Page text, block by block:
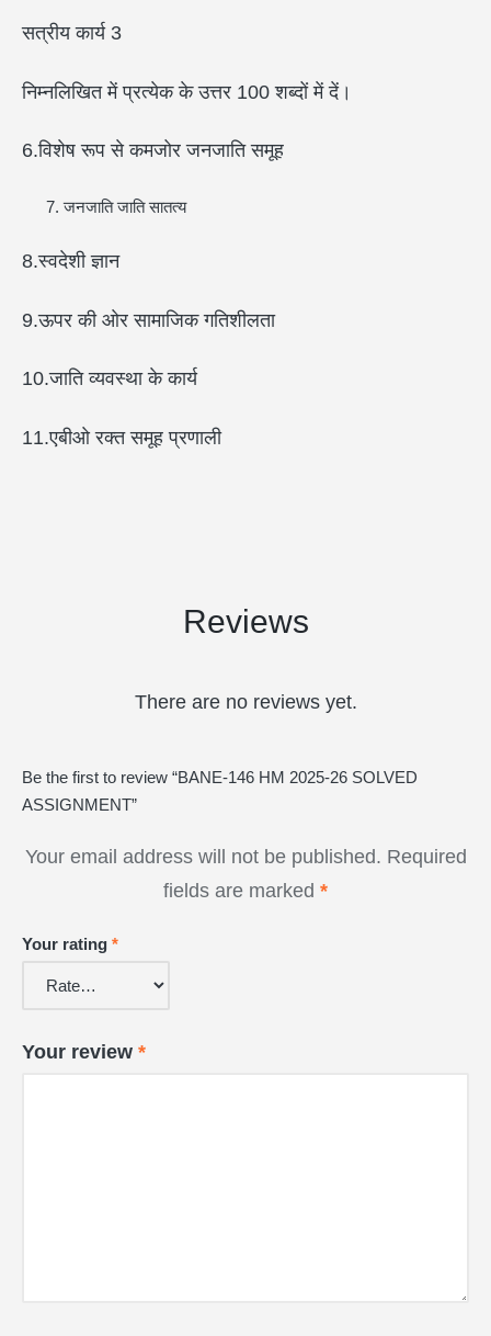
सत्रीय कार्य 3
निम्नलिखित में प्रत्येक के उत्तर 100 शब्दों में दें।
6.विशेष रूप से कमजोर जनजाति समूह
जनजाति जाति सातत्य
8.स्वदेशी ज्ञान
9.ऊपर की ओर सामाजिक गतिशीलता
10.जाति व्यवस्था के कार्य
11.एबीओ रक्त समूह प्रणाली
Reviews
There are no reviews yet.
Be the first to review “BANE-146 HM 2025-26 SOLVED
ASSIGNMENT”
Your email address will not be published. Required
fields are marked *
Your rating *
Your review *